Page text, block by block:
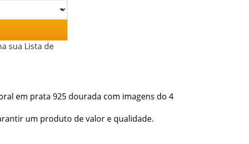
sua Lista de
em prata 925 dourada com imagens do 4
um produto de valor e qualidade.